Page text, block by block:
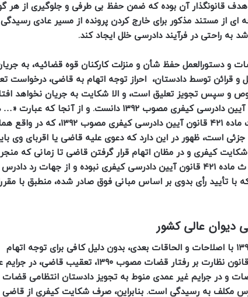
قانونگذار آن بوده که ضمن حفظ بی طرفی و جلوگیری از هر
از مستند مذکور برای خارج کردن پرونده از مسیر عادی
به راحتی در فرآیند دادرسی خلل ایجاد کند.
نظارت بر رفتار قضات و دستورالعمل حفظ شأن و منزلت کارکنان قوه قضائیه، به
و قرائن توسط دادستان، احراز توجه اتهام به قاضی، درخواست
سپس تجویز تعلیق است، و الا شکایت به جریان نخواهد
بتوان طرح دعوی را به آن اطلاق نمود و مشمول بند ث ماده ۴۲۱ قانون آیین دادرسی کیفری مصوب ۱۳۹۲ دانست. و از
حقوقی یا کیفری مطرح باشد یا در سابق مطرح بوده…» در متن بند ث ماده ۴۲۱ قانون آیین دادرسی کیفری مصوب
مدنی با تغییراتی جزئی است، ظهور در این دارد که دعوی علیه قاضی یا اقربای وی
کیفری و در مظان اتهام قرار گرفتن قاضی تا زمانی که
تعلیق قاضی با رعایت ترتیبات قانونی مذکور نشده باشد، مصداق بند ث ماده ۴۲۱ قانون آیین دادرسی کیفری نبوده و از جهات رد دادرس
با تأیید رأی بدوی بر اساس مبانی فوق صادر شده، منطبق با
نظر به اینکه اولاً، طبق ماده ۱۶۸ قانون آیین دادرسی کیفری مصوب ۱۳۹۲ با اصلاحات و الحاقات بعدی، بدون دلیل کافی برای توجه اتهام
نمی‌توان کسی را به عنوان متهم احضار کرد. ثانیاً، وفق مواد ۳۹ و ۴۰ قانون نظارت بر رفتار قضات مصوب ۱۳۹۰،
و در جرایم غیر عمدی منوط به تجویز دادستان انتظامی
مکلف به رسیدگی است. بنابراین، صرف شکایت کیفری از قاضی